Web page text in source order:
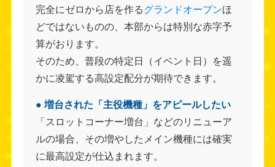
完全にゼロから店を作るグランドオープンほ
どではないものの、本部からは特別な赤字予
算がおります。
そのため、普段の特定日（イベント日）を遥
かに凌駕する高設定配分が期待できます。
● 増台された「主役機種」をアピールしたい
「スロットコーナー増台」などのリニューア
ルの場合、その増やしたメイン機種には確実
に最高設定が仕込まれます。